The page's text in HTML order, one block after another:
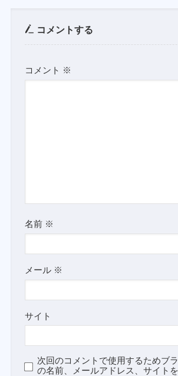
コメントする
コメント ※
名前 ※
メール ※
サイト
次回のコメントで使用するためブ
の名前、メールアドレス、サイトを